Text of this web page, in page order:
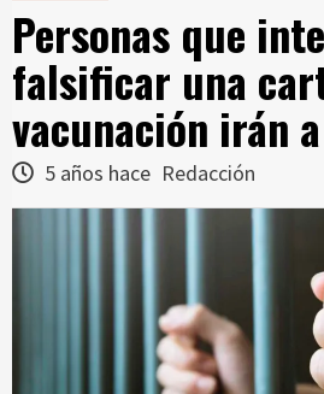
Personas que
falsificar una
vacunación irán
5 años hace Redacción